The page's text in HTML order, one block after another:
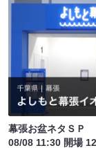
幕張お盆ネタＳＰ
08/08 11:30 開場